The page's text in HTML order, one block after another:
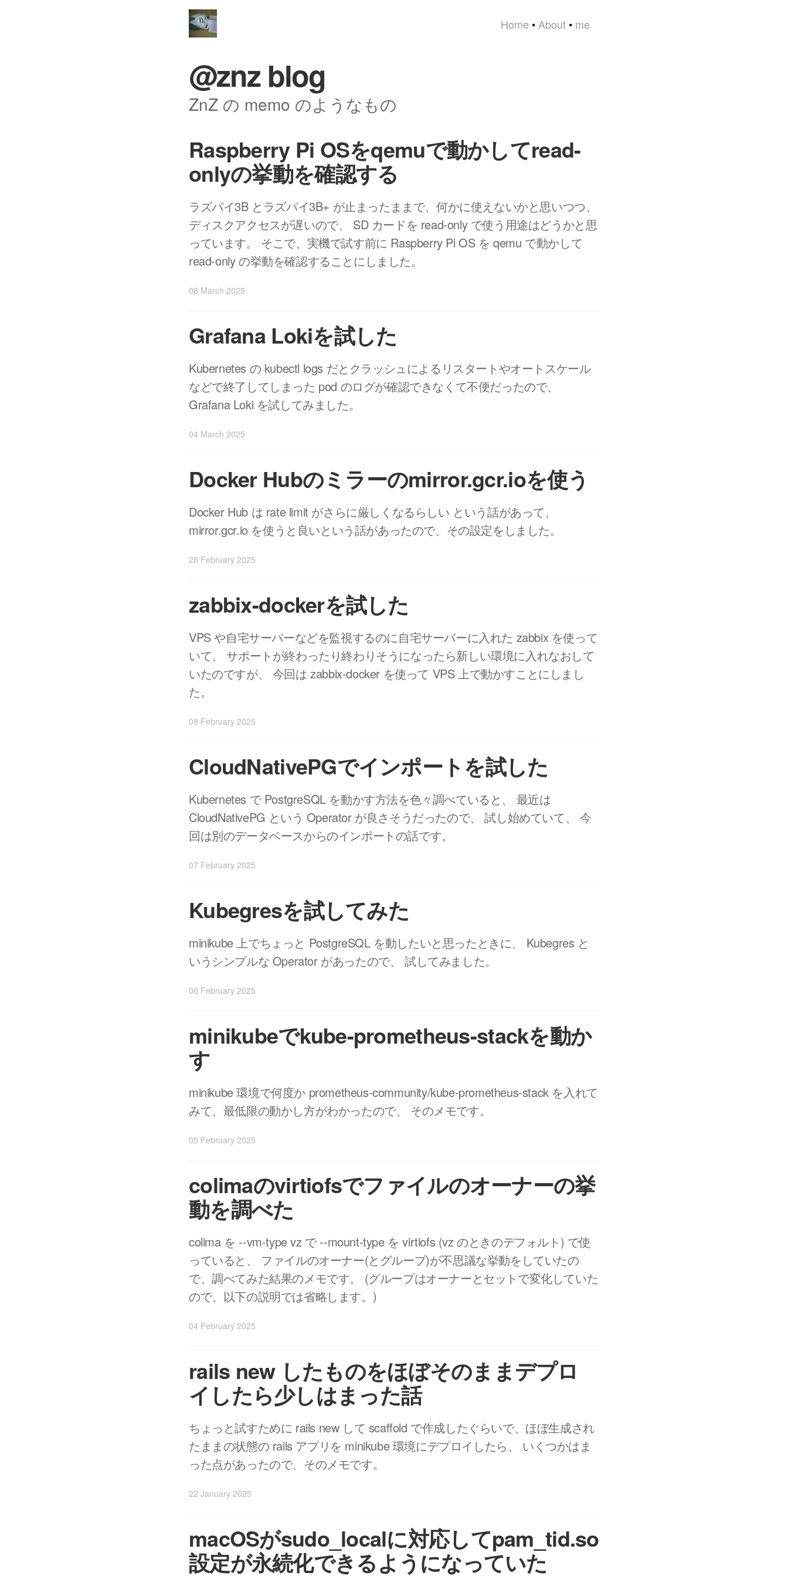
Home • About • me
@znz blog
ZnZ の memo のようなもの
Raspberry Pi OSをqemuで動かしてread-
onlyの挙動を確認する
ラズパイ3B とラズパイ3B+ が止まったままで、何かに使えないかと思いつつ、
ディスクアクセスが遅いので、 SD カードを read-only で使う用途はどうかと思
っています。 そこで、実機で試す前に Raspberry Pi OS を qemu で動かして
read-only の挙動を確認することにしました。
08 March 2025
Grafana Lokiを試した
Kubernetes の kubectl logs だとクラッシュによるリスタートやオートスケール
などで終了してしまった pod のログが確認できなくて不便だったので、
Grafana Loki を試してみました。
04 March 2025
Docker Hubのミラーのmirror.gcr.ioを使う
Docker Hub は rate limit がさらに厳しくなるらしい という話があって、
mirror.gcr.io を使うと良いという話があったので、その設定をしました。
26 February 2025
zabbix-dockerを試した
VPS や自宅サーバーなどを監視するのに自宅サーバーに入れた zabbix を使って
いて、 サポートが終わったり終わりそうになったら新しい環境に入れなおして
いたのですが、 今回は zabbix-docker を使って VPS 上で動かすことにしまし
た。
08 February 2025
CloudNativePGでインポートを試した
Kubernetes で PostgreSQL を動かす方法を色々調べていると、 最近は
CloudNativePG という Operator が良さそうだったので、 試し始めていて、 今
回は別のデータベースからのインポートの話です。
07 February 2025
Kubegresを試してみた
minikube 上でちょっと PostgreSQL を動したいと思ったときに、 Kubegres と
いうシンプルな Operator があったので、 試してみました。
06 February 2025
minikubeでkube-prometheus-stackを動か
す
minikube 環境で何度か prometheus-community/kube-prometheus-stack を入れて
みて、最低限の動かし方がわかったので、 そのメモです。
05 February 2025
colimaのvirtiofsでファイルのオーナーの挙
動を調べた
colima を --vm-type vz で --mount-type を virtiofs (vz のときのデフォルト) で使
っていると、 ファイルのオーナー(とグループ)が不思議な挙動をしていたの
で、調べてみた結果のメモです。 (グループはオーナーとセットで変化していた
ので、以下の説明では省略します。)
04 February 2025
rails new したものをほぼそのままデプロ
イしたら少しはまった話
ちょっと試すために rails new して scaffold で作成したぐらいで、ほぼ生成され
たままの状態の rails アプリを minikube 環境にデプロイしたら、 いくつかはま
った点があったので、そのメモです。
22 January 2025
macOSがsudo_localに対応してpam_tid.so
設定が永続化できるようになっていた